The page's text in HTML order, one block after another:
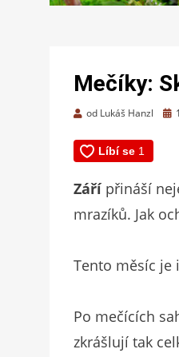
Mečíky:
od Lukáš Hanzl
Zářípřináší
mrazíků. Jak
Tento měsíc je
Po mečících
zkrášlují tak